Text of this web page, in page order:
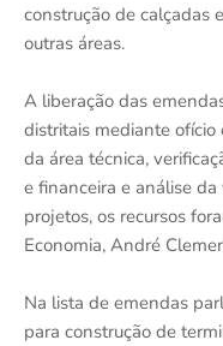
construção de calçadas
outras áreas.
A liberação das
distritais mediante ofício
da área técnica,
e financeira e análise
projetos, os recursos
Economia, André
Na lista de emendas
para construção de